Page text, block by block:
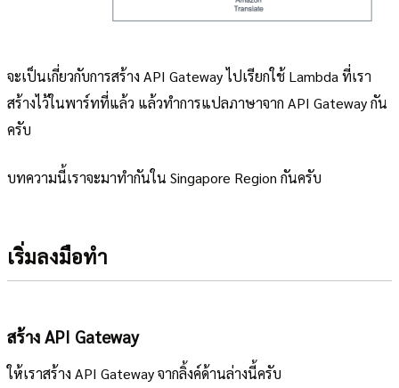
จะเป็นเกี่ยวกับการสร้าง API Gateway ไปเรียกใช้ Lambda ที่เรา
สร้างไว้ในพาร์ทที่แล้ว แล้วทำการแปลภาษาจาก API Gateway กัน
ครับ
บทความนี้เราจะมาทำกันใน Singapore Region กันครับ
เริ่มลงมือทำ
สร้าง API Gateway
ให้เราสร้าง API Gateway จากลิ้งค์ด้านล่างนี้ครับ